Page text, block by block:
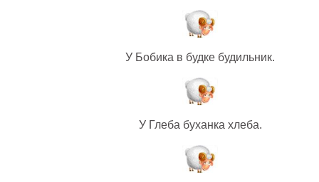
У Бобика в будке будильник.
У Глеба буханка хлеба.